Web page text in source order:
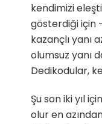
kendimizi
gösterdiği için
kazançlı yanı
olumsuz yanı
Dedikodular,
Şu son iki yıl
olur en